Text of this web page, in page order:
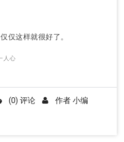
仅这样就很好了。
人心
(0) 评论 作者 小编